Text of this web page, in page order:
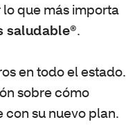
que más importa
saludable®.
en todo el estado.
sobre cómo
con su nuevo plan.